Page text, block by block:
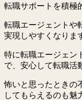
転職サポートを積極
転職エージェントや
実現しやすくなりま
特に転職エージェン
で、安心して転職活
怖いと思ったときの
してもらえるのも魅